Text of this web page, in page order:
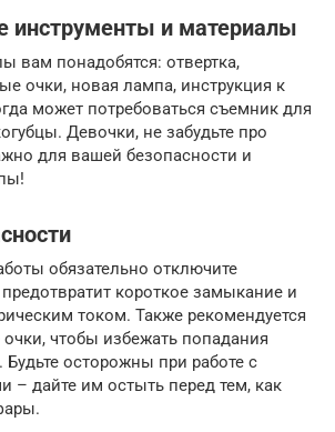
инструменты и материалы
вам понадобятся: отвертка,
очки, новая лампа, инструкция к
может потребоваться съемник для
Девочки, не забудьте про
для вашей безопасности и
обязательно отключите
короткое замыкание и
током. Также рекомендуется
чтобы избежать попадания
Будьте осторожны при работе с
– дайте им остыть перед тем, как